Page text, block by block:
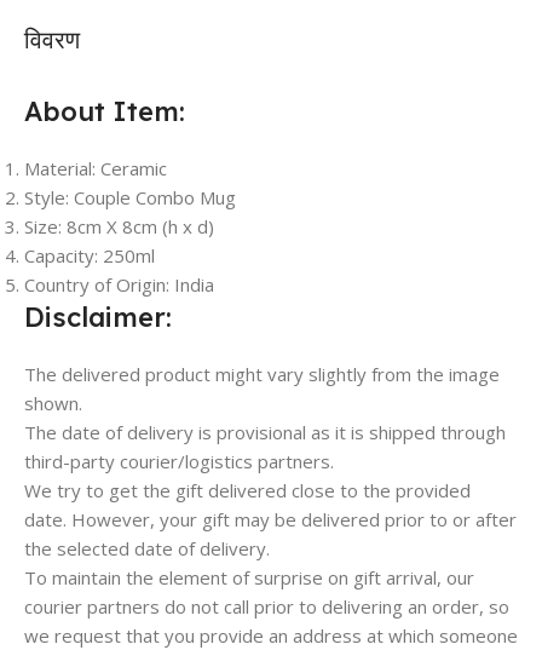
विवरण
About Item:
Material: Ceramic
Style: Couple Combo Mug
Size: 8cm X 8cm (h x d)
Capacity: 250ml
Country of Origin: India
Disclaimer:
The delivered product might vary slightly from the image
shown.
The date of delivery is provisional as it is shipped through
third-party courier/logistics partners.
We try to get the gift delivered close to the provided
date. However, your gift may be delivered prior to or after
the selected date of delivery.
To maintain the element of surprise on gift arrival, our
courier partners do not call prior to delivering an order, so
we request that you provide an address at which someone